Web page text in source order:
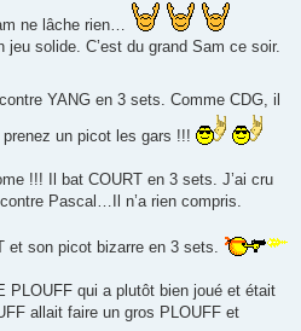
ne lâche rien…
solide. C’est du grand Sam ce soir.
YANG en 3 sets. Comme CDG, il
un picot les gars !!!
!!! Il bat COURT en 3 sets. J’ai cru
Pascal…Il n’a rien compris.
et son picot bizarre en 3 sets.
PLOUFF qui a plutôt bien joué et était
allait faire un gros PLOUFF et